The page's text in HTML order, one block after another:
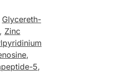
Glycereth-
Zinc
,
5,